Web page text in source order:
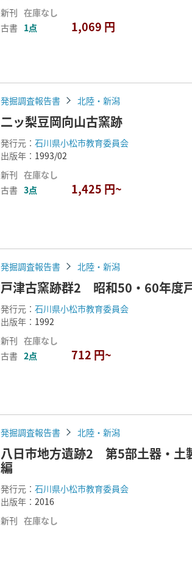
新刊 在庫なし
古書 1点 1,069 円
発掘調査報告書 北陸・新潟
二ッ梨豆岡向山古窯跡
発行元： 石川県小松市教育委員会
出版年： 1993/02
新刊 在庫なし
古書 3点 1,425 円~
発掘調査報告書 北陸・新潟
戸津古窯跡群2 昭和50・60年度
発行元： 石川県小松市教育委員会
出版年： 1992
新刊 在庫なし
古書 2点 712 円~
発掘調査報告書 北陸・新潟
八日市地方遺跡2 第5部土器・
編
発行元： 石川県小松市教育委員会
出版年： 2016
新刊 在庫なし